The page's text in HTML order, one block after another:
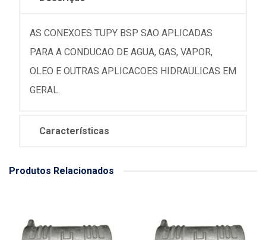
AS CONEXOES TUPY BSP SAO APLICADAS
PARA A CONDUCAO DE AGUA, GAS, VAPOR,
OLEO E OUTRAS APLICACOES HIDRAULICAS EM
GERAL.
Características
Produtos Relacionados